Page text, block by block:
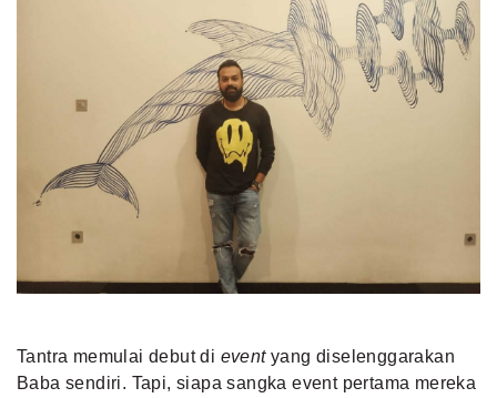
Tantra memulai debut di eventyang diselenggarakan
Baba sendiri. Tapi, siapa sangka event pertama mereka